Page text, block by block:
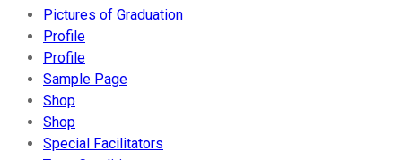
Pictures of Graduation
Profile
Profile
Sample Page
Shop
Shop
Special Facilitators